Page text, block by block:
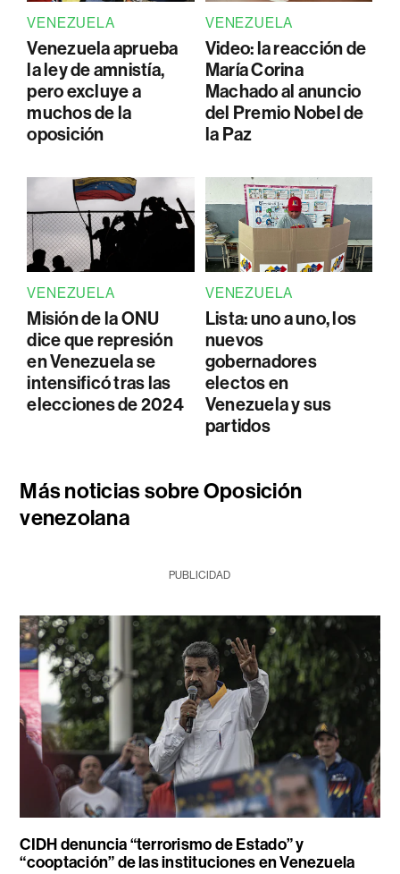
VENEZUELA
Venezuela aprueba
la ley de amnistía,
pero excluye a
muchos de la
oposición
VENEZUELA
Video: la reacción de
María Corina
Machado al anuncio
del Premio Nobel de
la Paz
VENEZUELA
Misión de la ONU
dice que represión
en Venezuela se
intensificó tras las
elecciones de 2024
VENEZUELA
Lista: uno a uno, los
nuevos
gobernadores
electos en
Venezuela y sus
partidos
Más noticias sobre Oposición
venezolana
PUBLICIDAD
CIDH denuncia “terrorismo de Estado” y
“cooptación” de las instituciones en Venezuela